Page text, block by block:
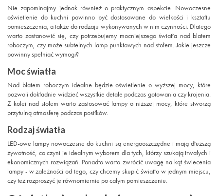
Nie zapominajmy jednak również o praktycznym aspekcie. Nowoczesne
oświetlenie do kuchni powinno być dostosowane do wielkości i kształtu
pomieszczenia, a także do rodzaju wykonywanych w nim czynności. Dlatego
warto zastanowić się, czy potrzebujemy mocniejszego światła nad blatem
roboczym, czy może subtelnych lamp punktowych nad stołem. Jakie jeszcze
powinny spełniać wymogi?
Moc światła
Nad blatem roboczym idealne będzie oświetlenie o wyższej mocy, które
pozwoli dokładnie widzieć wszystkie detale podczas gotowania czy krojenia.
Z kolei nad stołem warto zastosować lampy o niższej mocy, które stworzą
przytulną atmosferę podczas posiłków.
Rodzaj światła
LED-owe lampy nowoczesne do kuchni są energooszczędne i mają dłuższą
żywotność, co czyni je idealnym wyborem dla tych, którzy szukają trwałych i
ekonomicznych rozwiązań. Ponadto warto zwrócić uwagę na kąt świecenia
lampy - w zależności od tego, czy chcemy skupić światło w jednym miejscu,
czy też rozproszyć je równomiernie po całym pomieszczeniu.